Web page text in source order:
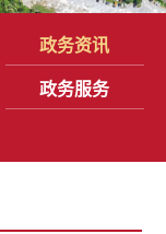
政务资讯
政务服务